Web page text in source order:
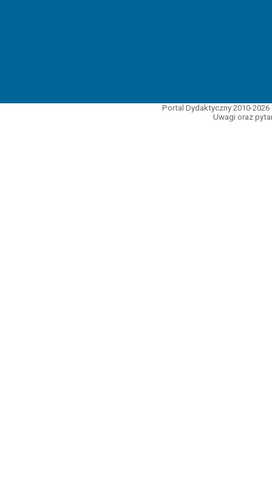
Portal Dydaktyczny 2010-
Uwagi oraz